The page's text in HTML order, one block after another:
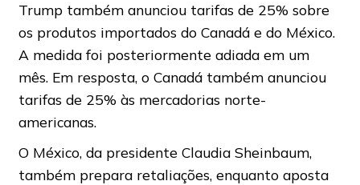
Trump também anunciou tarifas de 25% sobre
os produtos importados do Canadá e do México.
A medida foi posteriormente adiada em um
mês. Em resposta, o Canadá também anunciou
tarifas de 25% às mercadorias norte-
americanas.
O México, da presidente Claudia Sheinbaum,
também prepara retaliações, enquanto aposta